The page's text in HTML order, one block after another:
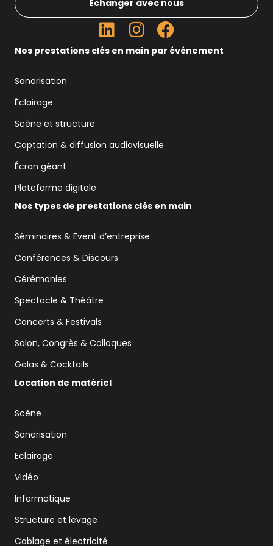
Échanger avec nous
Nos prestations clés en main par événement
Sonorisation
Éclairage
Scène et structure
Captation & diffusion audiovisuelle
Écran géant
Plateforme digitale
Nos types de prestations clés en main
Séminaires & Event d’entreprise
Conférences & Discours
Cérémonies
Spectacle & Théâtre
Concerts & Festivals
Salon, Congrès & Colloques
Galas & Cocktails
Location de matériel
Scène
Sonorisation
Eclairage
Vidéo
Informatique
Structure et levage
Cablage et électricité